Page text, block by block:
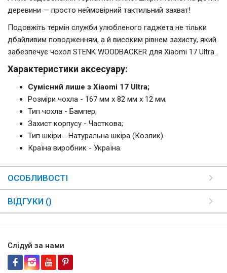
деревини — просто неймовірний тактильний захват!
Подовжіть термін служби улюбленого гаджета не тільки
дбайливим поводженням, а й високим рівнем захисту, який
забезпечує чохол STENK WOODBACKER для Xiaomi 17 Ultra .
Характеристики аксесуару:
Сумісний лише з Xiaomi 17 Ultra;
Розміри чохла - 167 мм x 82 мм x 12 мм;
Тип чохла - Бампер;
Захист корпусу - Часткова;
Тип шкіри - Натуральна шкіра (Козлик).
Країна виробник - Україна.
ОСОБЛИВОСТІ
ВІДГУКИ ()
Слідуй за нами